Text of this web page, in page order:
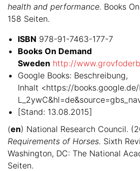
health and performance. Books
158 Seiten.
ISBN 978-91-7463-177-7
Books On Demand
Sweden http://
Google Books: Beschreibung,
Inhalt <https://books.google.de/
[Stand: 13.08.2015]
(en) National Research Council.
Requirements of Horses. Sixth
Washington, DC: The National
Seiten.